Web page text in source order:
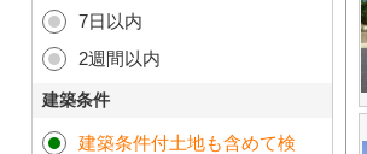
7日以内
2週間以内
建築条件
建築条件付土地も含めて検